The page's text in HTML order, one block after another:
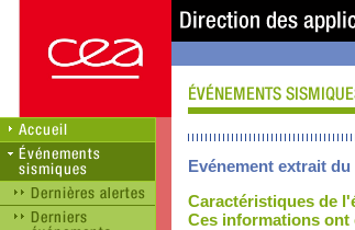
Evénement extrait
Caractéristiques de
Ces informations ont